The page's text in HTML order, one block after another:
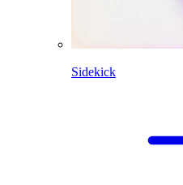
Sidekick